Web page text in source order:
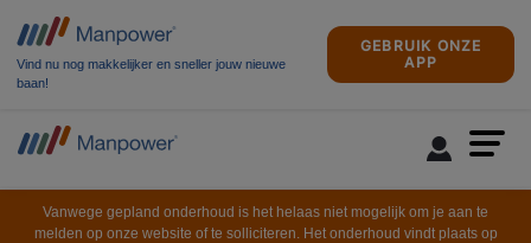
Vind nu nog makkelijker en sneller jouw nieuwe
baan!
GEBRUIK ONZE
APP
Vanwege gepland onderhoud is het helaas niet mogelijk om je aan te
melden op onze website of te solliciteren. Het onderhoud vindt plaats op